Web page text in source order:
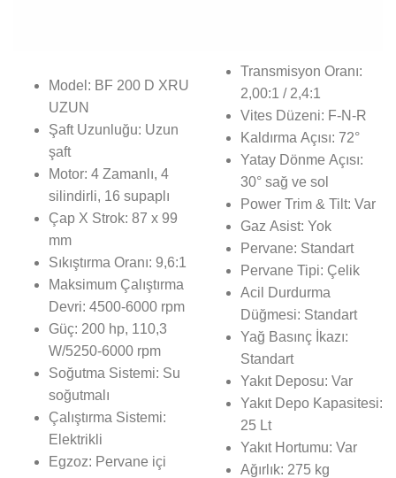
Model: BF 200 D XRU
UZUN
Şaft Uzunluğu: Uzun
şaft
Motor: 4 Zamanlı, 4
silindirli, 16 supaplı
Çap X Strok: 87 x 99
mm
Sıkıştırma Oranı: 9,6:1
Maksimum Çalıştırma
Devri: 4500-6000 rpm
Güç: 200 hp, 110,3
W/5250-6000 rpm
Soğutma Sistemi: Su
soğutmalı
Çalıştırma Sistemi:
Elektrikli
Egzoz: Pervane içi
Transmisyon Oranı:
2,00:1 / 2,4:1
Vites Düzeni: F-N-R
Kaldırma Açısı: 72°
Yatay Dönme Açısı:
30° sağ ve sol
Power Trim & Tilt: Var
Gaz Asist: Yok
Pervane: Standart
Pervane Tipi: Çelik
Acil Durdurma
Düğmesi: Standart
Yağ Basınç İkazı:
Standart
Yakıt Deposu: Var
Yakıt Depo Kapasitesi:
25 Lt
Yakıt Hortumu: Var
Ağırlık: 275 kg